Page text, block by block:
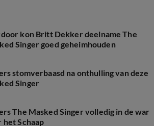
kon Britt Dekker deelname The
Singer goed geheimhouden
stomverbaasd na onthulling van deze
Singer
The Masked Singer volledig in de war
het Schaap